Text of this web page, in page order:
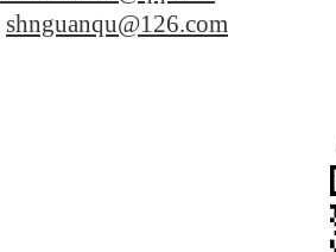
shnguanqu@126.com